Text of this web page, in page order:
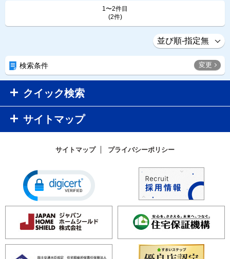
1〜2件目
(2件)
検索条件 変更
クイック検索
サイトマップ
サイトマップ プライバシーポリシー